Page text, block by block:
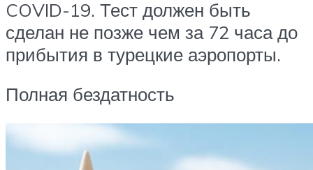
COVID-19. Тест должен быть
сделан не позже чем за 72 часа до
прибытия в турецкие аэропорты.
Полная бездатность